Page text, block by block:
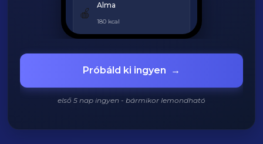
🍎
Alma
180 kcal
Grillezett csirke
420 kcal
Próbáld ki ingyen →
első 5 nap ingyen - bármikor lemondható